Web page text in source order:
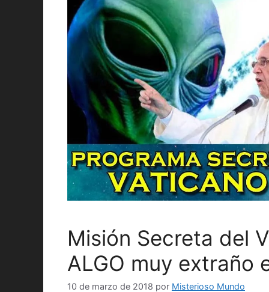
Misión Secreta del
ALGO muy extraño
10 de marzo de 2018 por Misterioso Mundo